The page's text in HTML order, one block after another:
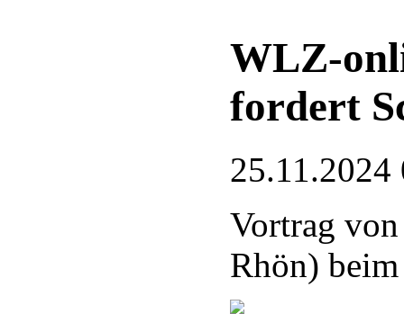
WLZ-
fordert
25.11.2024
Vortrag
Rhön)